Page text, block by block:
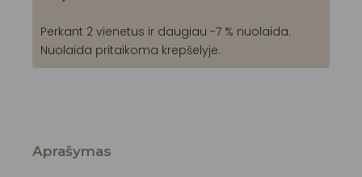
Perkant 2 vienetus ir daugiau -7 % nuolaida.
Nuolaida pritaikoma krepšelyje.
Aprašymas